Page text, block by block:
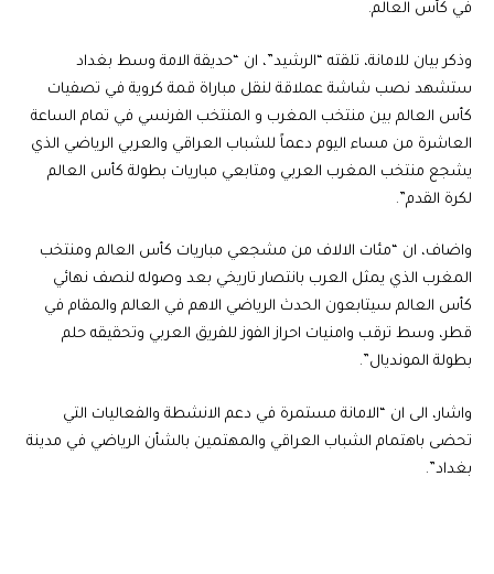
في كأس العالم.
وذكر بيان للامانة، تلقته “الرشيد”، ان “حديقة الامة وسط بغداد
ستشهد نصب شاشة عملاقة لنقل مباراة قمة كروية في تصفيات
كأس العالم بين منتخب المغرب و المنتخب الفرنسي في تمام الساعة
العاشرة من مساء اليوم دعماً للشباب العراقي والعربي الرياضي الذي
يشجع منتخب المغرب العربي ومتابعي مباريات بطولة كأس العالم
لكرة القدم”.
واضاف، ان “مئات الالاف من مشجعي مباريات كأس العالم ومنتخب
المغرب الذي يمثل العرب بانتصار تاريخي بعد وصوله لنصف نهائي
كأس العالم سيتابعون الحدث الرياضي الاهم في العالم والمقام في
قطر، وسط ترقب وامنيات احراز الفوز للفريق العربي وتحقيقه حلم
بطولة المونديال”.
واشار، الى ان “الامانة مستمرة في دعم الانشطة والفعاليات التي
تحضى باهتمام الشباب العراقي والمهتمين بالشأن الرياضي في مدينة
بغداد”.